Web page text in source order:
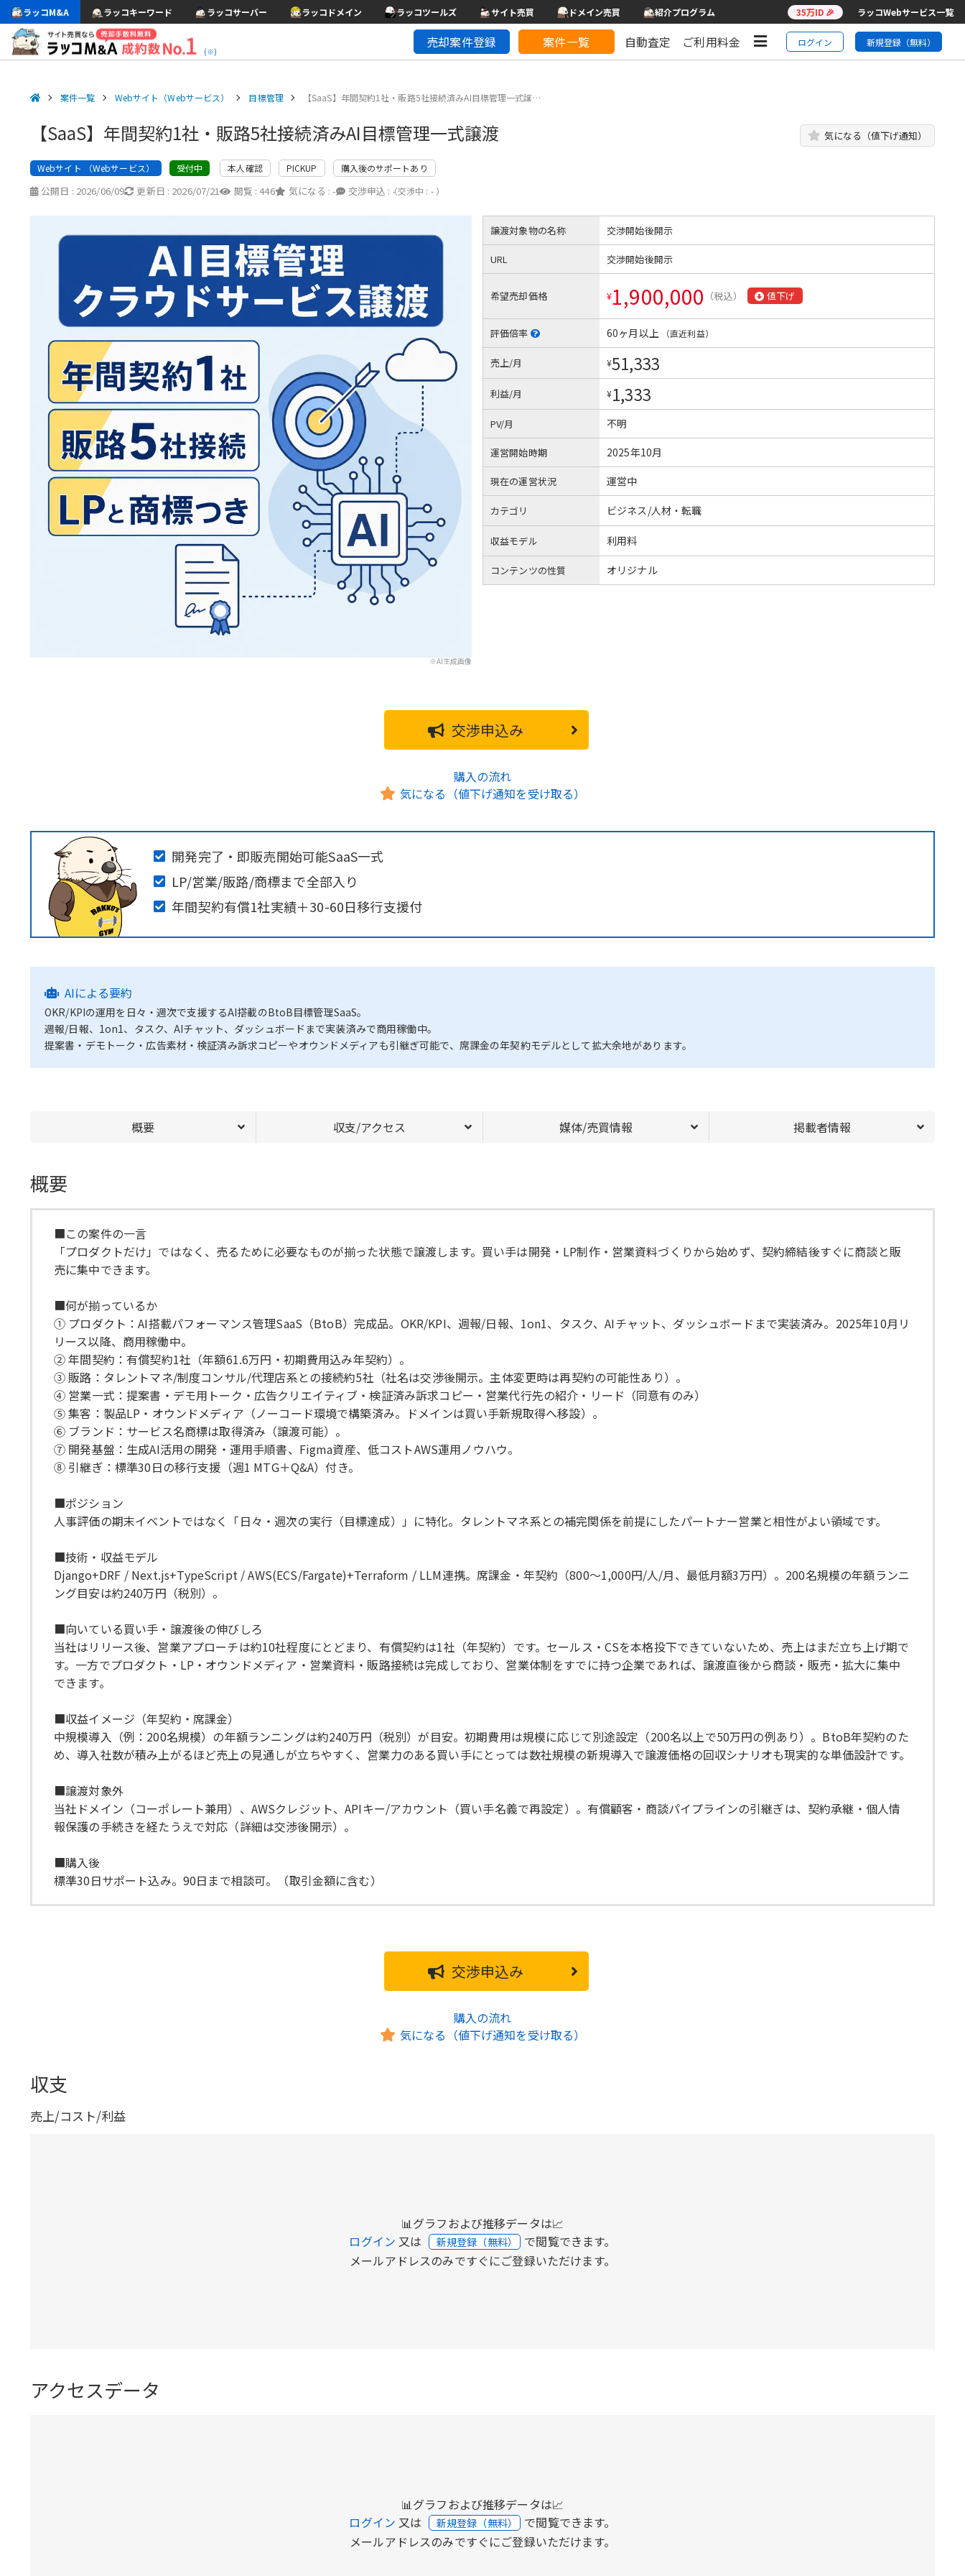
ラッコM&A ラッコキーワード ラッコサーバー ラッコドメイン ラッコツールズ サイト売買 ドメイン売買 紹介プログラム 35万ID 🎉 ラッコWebサービス一覧
(※)
売却案件登録 案件一覧 自動査定 ご利用料金 ログイン 新規登録（無料）
案件一覧 Webサイト（Webサービス） 目標管理 【SaaS】年間契約1社・販路5社接続済みAI目標管理一式譲…
【SaaS】年間契約1社・販路5社接続済みAI目標管理一式譲渡 気になる（値下げ通知）
Webサイト （Webサービス） 受付中 本人確認 PICKUP 購入後のサポートあり
公開日 : 2026/06/09 更新日 : 2026/07/21 閲覧 : 446 気になる : - 交渉申込 : -
（交渉中 : - ）
※AI生成画像
譲渡対象物の名称 交渉開始後開示
URL 交渉開始後開示
希望売却価格 ¥1,900,000 （税込） 値下げ
評価倍率 60ヶ月以上 （直近利益）
売上/月 ¥51,333
利益/月 ¥1,333
PV/月 不明
運営開始時期 2025年10月
現在の運営状況 運営中
カテゴリ ビジネス/人材・転職
収益モデル 利用料
コンテンツの性質 オリジナル
交渉申込み
購入の流れ
気になる（値下げ通知を受け取る）
開発完了・即販売開始可能SaaS一式
LP/営業/販路/商標まで全部入り
年間契約有償1社実績＋30-60日移行支援付
AIによる要約
OKR/KPIの運用を日々・週次で支援するAI搭載のBtoB目標管理SaaS。
週報/日報、1on1、タスク、AIチャット、ダッシュボードまで実装済みで商用稼働中。
提案書・デモトーク・広告素材・検証済み訴求コピーやオウンドメディアも引継ぎ可能で、席課金の年契約モデルとして拡大余地があります。
概要 収支/アクセス 媒体/売買情報 掲載者情報
概要
■この案件の一言
「プロダクトだけ」ではなく、売るために必要なものが揃った状態で譲渡します。買い手は開発・LP制作・営業資料づくりから始めず、契約締結後すぐに商談と販
売に集中できます。
■何が揃っているか
① プロダクト：AI搭載パフォーマンス管理SaaS（BtoB）完成品。OKR/KPI、週報/日報、1on1、タスク、AIチャット、ダッシュボードまで実装済み。2025年10月リ
リース以降、商用稼働中。
② 年間契約：有償契約1社（年額61.6万円・初期費用込み年契約）。
③ 販路：タレントマネ/制度コンサル/代理店系との接続約5社（社名は交渉後開示。主体変更時は再契約の可能性あり）。
④ 営業一式：提案書・デモ用トーク・広告クリエイティブ・検証済み訴求コピー・営業代行先の紹介・リード（同意有のみ）
⑤ 集客：製品LP・オウンドメディア（ノーコード環境で構築済み。ドメインは買い手新規取得へ移設）。
⑥ ブランド：サービス名商標は取得済み（譲渡可能）。
⑦ 開発基盤：生成AI活用の開発・運用手順書、Figma資産、低コストAWS運用ノウハウ。
⑧ 引継ぎ：標準30日の移行支援（週1 MTG＋Q&A）付き。
■ポジション
人事評価の期末イベントではなく「日々・週次の実行（目標達成）」に特化。タレントマネ系との補完関係を前提にしたパートナー営業と相性がよい領域です。
■技術・収益モデル
Django+DRF / Next.js+TypeScript / AWS(ECS/Fargate)+Terraform / LLM連携。席課金・年契約（800〜1,000円/人/月、最低月額3万円）。200名規模の年額ランニ
ング目安は約240万円（税別）。
■向いている買い手・譲渡後の伸びしろ
当社はリリース後、営業アプローチは約10社程度にとどまり、有償契約は1社（年契約）です。セールス・CSを本格投下できていないため、売上はまだ立ち上げ期で
す。一方でプロダクト・LP・オウンドメディア・営業資料・販路接続は完成しており、営業体制をすでに持つ企業であれば、譲渡直後から商談・販売・拡大に集中
できます。
■収益イメージ（年契約・席課金）
中規模導入（例：200名規模）の年額ランニングは約240万円（税別）が目安。初期費用は規模に応じて別途設定（200名以上で50万円の例あり）。BtoB年契約のた
め、導入社数が積み上がるほど売上の見通しが立ちやすく、営業力のある買い手にとっては数社規模の新規導入で譲渡価格の回収シナリオも現実的な単価設計です。
■譲渡対象外
当社ドメイン（コーポレート兼用）、AWSクレジット、APIキー/アカウント（買い手名義で再設定）。有償顧客・商談パイプラインの引継ぎは、契約承継・個人情
報保護の手続きを経たうえで対応（詳細は交渉後開示）。
■購入後
標準30日サポート込み。90日まで相談可。（取引金額に含む）
交渉申込み
購入の流れ
気になる（値下げ通知を受け取る）
収支
売上/コスト/利益
📊グラフおよび推移データは📈
ログイン 又は 新規登録（無料） で閲覧できます。
メールアドレスのみですぐにご登録いただけます。
アクセスデータ
📊グラフおよび推移データは📈
ログイン 又は 新規登録（無料） で閲覧できます。
メールアドレスのみですぐにご登録いただけます。